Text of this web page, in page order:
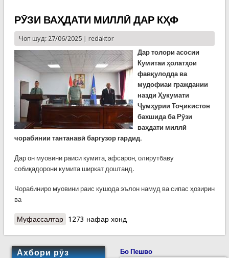
РӮЗИ ВАҲДАТИ МИЛЛӢ ДАР КҲФ
Чоп шуд: 27/06/2025 | redaktor
Дар толори асосии
Кумитаи ҳолатҳои
фавқулодда ва
мудофиаи граждании
назди Ҳукумати
Ҷумҳурии Тоҷикистон
бахшида ба Рӯзи
ваҳдати миллӣ
чорабинии тантанавӣ баргузор гардид.
Дар он муовини раиси кумита, афсарон, олирутбаву
собиқадорони кумита ширкат доштанд.
Чорабиниро муовини раис кушода эълон намуд ва сипас ҳозирин
ва
Муфассалтаро РӮЗИ ВАҲДАТИ МИЛЛӢ ДАР КҲФ
1273 нафар хонд
Ахбори рӯз Бо Пешво